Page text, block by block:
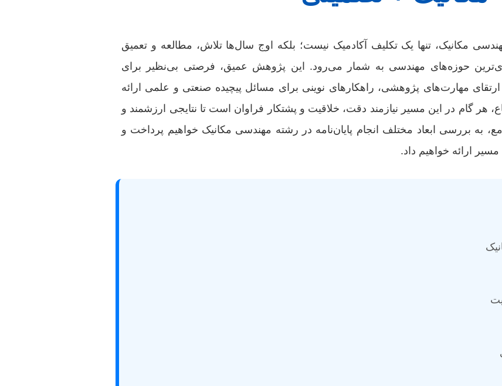
مکانیک، تنها یک تکلیف آکادمیک نیست؛ بلکه اوج سال‌ها تلاش، مطالعه و تعمیق
حوزه‌های مهندسی به شمار می‌رود. این پژوهش عمیق، فرصتی بی‌نظیر برای
مهارت‌های پژوهشی، راهکارهای نوینی برای مسائل پیچیده صنعتی و علمی ارائه
هر گام در این مسیر نیازمند دقت، خلاقیت و پشتکار فراوان است تا نتایجی ارزشمند و
به بررسی ابعاد مختلف انجام پایان‌نامه در رشته مهندسی مکانیک خواهیم پرداخت و
ارائه خواهیم داد.